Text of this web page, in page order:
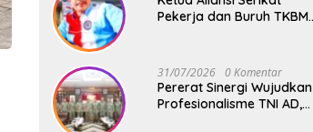
Pekerja dan Buruh TKBM
Mogol Nasional
31/07/2026 0 Komentar
Pererat Sinergi Wujudkan
Profesionalisme TNI AD,